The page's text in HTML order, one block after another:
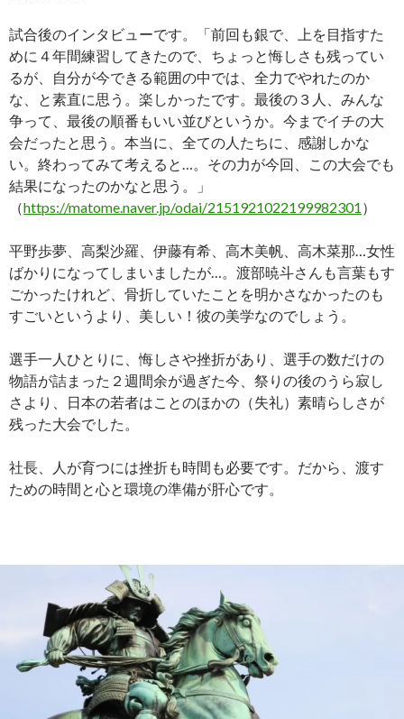
試合後のインタビューです。「前回も銀で、上を目指すた
めに４年間練習してきたので、ちょっと悔しさも残ってい
るが、自分が今できる範囲の中では、全力でやれたのか
な、と素直に思う。楽しかったです。最後の３人、みんな
争って、最後の順番もいい並びというか。今までイチの大
会だったと思う。本当に、全ての人たちに、感謝しかな
い。終わってみて考えると…。その力が今回、この大会でも
結果になったのかなと思う。」
（https://matome.naver.jp/odai/2151921022199982301 ）
平野歩夢、高梨沙羅、伊藤有希、高木美帆、高木菜那…女性
ばかりになってしまいましたが…。渡部暁斗さんも言葉もす
ごかったけれど、骨折していたことを明かさなかったのも
すごいというより、美しい！彼の美学なのでしょう。
選手一人ひとりに、悔しさや挫折があり、選手の数だけの
物語が詰まった２週間余が過ぎた今、祭りの後のうら寂し
さより、日本の若者はことのほかの（失礼）素晴らしさが
残った大会でした。
社長、人が育つには挫折も時間も必要です。だから、渡す
ための時間と心と環境の準備が肝心です。